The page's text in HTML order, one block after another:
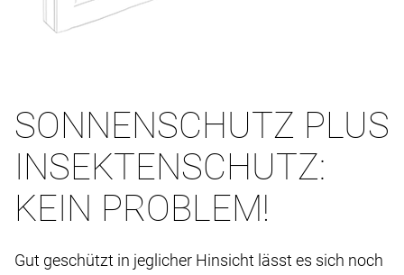
SONNENSCHUTZ PLUS
INSEKTENSCHUTZ:
KEIN PROBLEM!
Gut geschützt in jeglicher Hinsicht lässt es sich noch